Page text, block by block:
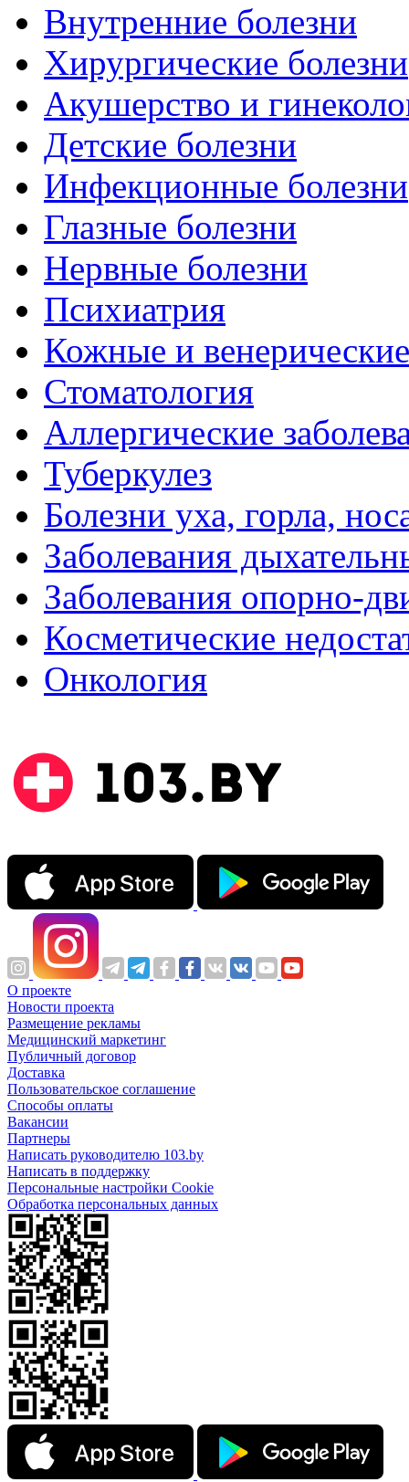
Внутренние болезни
Хирургические болезни
Акушерство и
Детские болезни
Инфекционные болезни
Глазные болезни
Нервные болезни
Психиатрия
Кожные и
Стоматология
Аллергические
Туберкулез
Болезни уха, горла,
Заболевания
Заболевания опорно-
Косметические
Онкология
О проекте
Новости проекта
Размещение рекламы
Медицинский маркетинг
Публичный договор
Доставка
Пользовательское соглашение
Способы оплаты
Вакансии
Партнеры
Написать руководителю 103.by
Написать в поддержку
Персональные настройки Cookie
Обработка персональных данных